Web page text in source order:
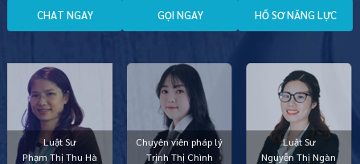
Luật Sư
Phạm Thị Thu Hà
Chuyên viên pháp lý
Trịnh Thị Chình
Luật Sư
Nguyễn Thị Ngàn
CHAT NGAY GỌI NGAY HỒ SƠ NĂNG LỰC